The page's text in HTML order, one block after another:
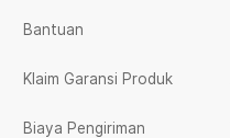
Bantuan
Klaim Garansi Produk
Biaya Pengiriman